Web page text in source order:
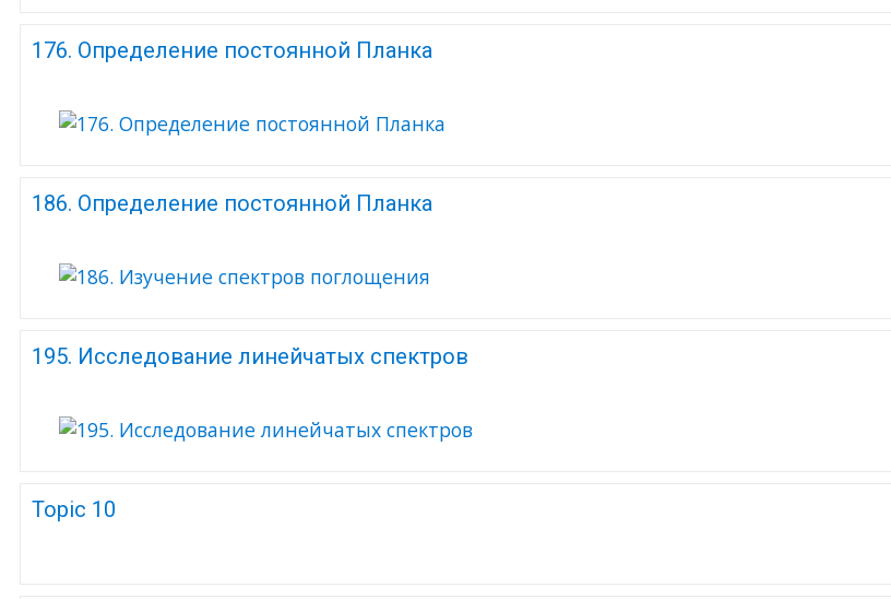
176. Определение постоянной Планка
186. Определение постоянной Планка
195. Исследование линейчатых спектров
Topic 10